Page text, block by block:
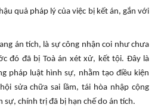
quả pháp lý của việc bị kết án, gắn với
án tích, là sự công nhận coi như chưa
đó đã bị Toà án xét xử, kết tội. Đây là
pháp luật hình sự, nhằm tạo điều kiện
sửa chữa sai lầm, tái hòa nhập cộng
sự, chính trị đã bị hạn chế do án tích.